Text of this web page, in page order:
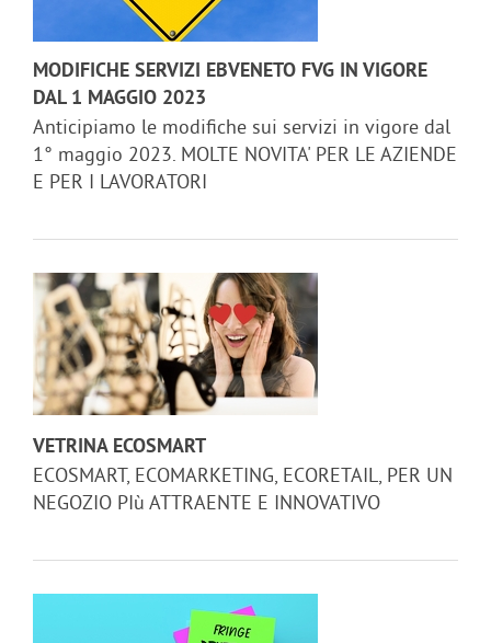
MODIFICHE SERVIZI EBVENETO FVG IN VIGORE
DAL 1 MAGGIO 2023
Anticipiamo le modifiche sui servizi in vigore dal
1° maggio 2023. MOLTE NOVITA' PER LE AZIENDE
E PER I LAVORATORI
VETRINA ECOSMART
ECOSMART, ECOMARKETING, ECORETAIL, PER UN
NEGOZIO PIù ATTRAENTE E INNOVATIVO